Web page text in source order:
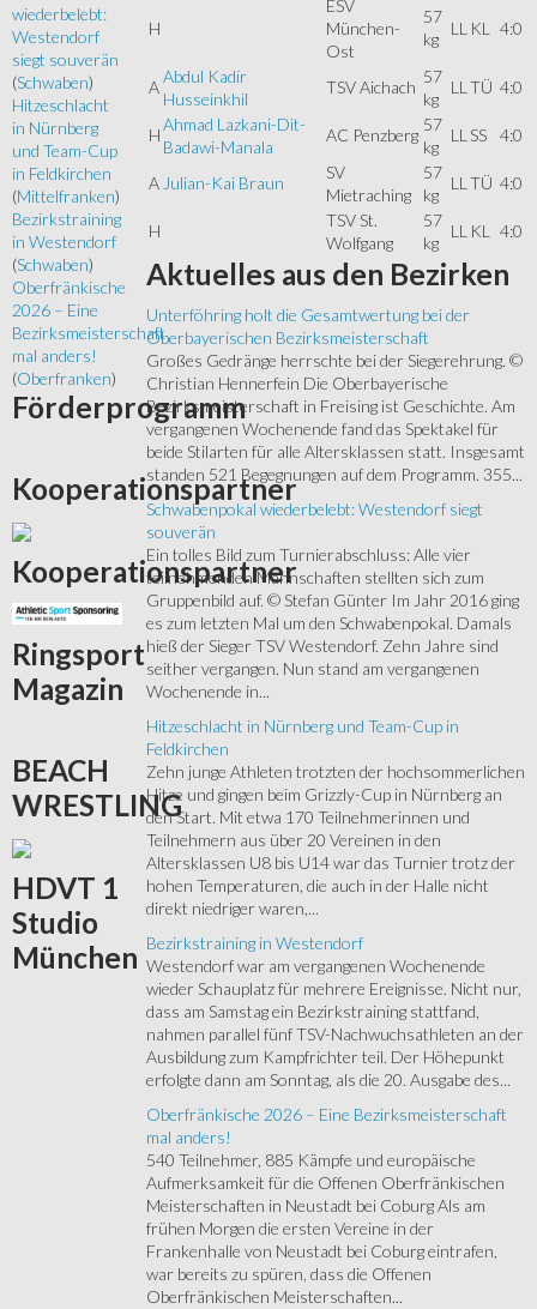
H
ESV
München-
Ost
57
kg
LL KL 4:0
A
Abdul Kadir
Husseinkhil
TSV Aichach
57
kg
LL TÜ 4:0
H
Ahmad Lazkani-Dit-
Badawi-Manala
AC Penzberg
57
kg
LL SS 4:0
A Julian-Kai Braun
SV
Mietraching
57
kg
LL TÜ 4:0
H
TSV St.
Wolfgang
57
kg
LL KL 4:0
Aktuelles aus den Bezirken
Unterföhring holt die Gesamtwertung bei der
Oberbayerischen Bezirksmeisterschaft
Großes Gedränge herrschte bei der Siegerehrung. ©
Christian Hennerfein Die Oberbayerische
Bezirksmeisterschaft in Freising ist Geschichte. Am
vergangenen Wochenende fand das Spektakel für
beide Stilarten für alle Altersklassen statt. Insgesamt
standen 521 Begegnungen auf dem Programm. 355...
Schwabenpokal wiederbelebt: Westendorf siegt
souverän
Ein tolles Bild zum Turnierabschluss: Alle vier
teilnehmenden Mannschaften stellten sich zum
Gruppenbild auf. © Stefan Günter Im Jahr 2016 ging
es zum letzten Mal um den Schwabenpokal. Damals
hieß der Sieger TSV Westendorf. Zehn Jahre sind
seither vergangen. Nun stand am vergangenen
Wochenende in...
Hitzeschlacht in Nürnberg und Team-Cup in
Feldkirchen
Zehn junge Athleten trotzten der hochsommerlichen
Hitze und gingen beim Grizzly-Cup in Nürnberg an
den Start. Mit etwa 170 Teilnehmerinnen und
Teilnehmern aus über 20 Vereinen in den
Altersklassen U8 bis U14 war das Turnier trotz der
hohen Temperaturen, die auch in der Halle nicht
direkt niedriger waren,...
Bezirkstraining in Westendorf
Westendorf war am vergangenen Wochenende
wieder Schauplatz für mehrere Ereignisse. Nicht nur,
dass am Samstag ein Bezirkstraining stattfand,
nahmen parallel fünf TSV-Nachwuchsathleten an der
Ausbildung zum Kampfrichter teil. Der Höhepunkt
erfolgte dann am Sonntag, als die 20. Ausgabe des...
Oberfränkische 2026 – Eine Bezirksmeisterschaft
mal anders!
540 Teilnehmer, 885 Kämpfe und europäische
Aufmerksamkeit für die Offenen Oberfränkischen
Meisterschaften in Neustadt bei Coburg Als am
frühen Morgen die ersten Vereine in der
Frankenhalle von Neustadt bei Coburg eintrafen,
war bereits zu spüren, dass die Offenen
Oberfränkischen Meisterschaften...
wiederbelebt:
Westendorf
siegt souverän
(Schwaben)
Hitzeschlacht
in Nürnberg
und Team-Cup
in Feldkirchen
(Mittelfranken)
Bezirkstraining
in Westendorf
(Schwaben)
Oberfränkische
2026 – Eine
Bezirksmeisterschaft
mal anders!
(Oberfranken)
Förderprogramm
Kooperationspartner
Kooperationspartner
Ringsport
Magazin
BEACH
WRESTLING
HDVT 1
Studio
München